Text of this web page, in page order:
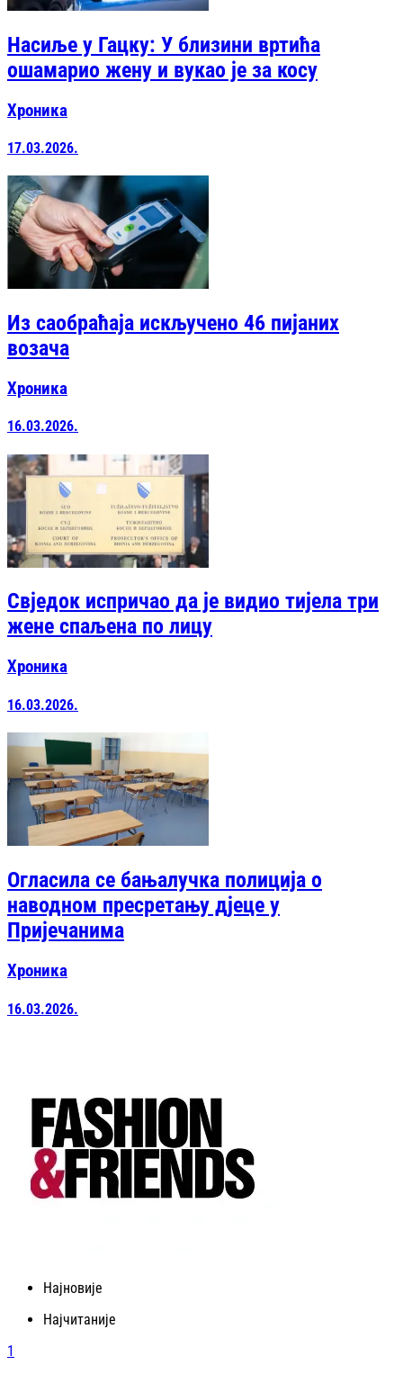
Насиље у Гацку: У близини вртића
ошамарио жену и вукао је за косу
Хроника
17.03.2026.
Из саобраћаја искључено 46 пијаних
возача
Хроника
16.03.2026.
Свједок испричао да је видио тијела три
жене спаљена по лицу
Хроника
16.03.2026.
Огласила се бањалучка полиција о
наводном пресретању дјеце у
Пријечанима
Хроника
16.03.2026.
Најновије
Најчитаније
1